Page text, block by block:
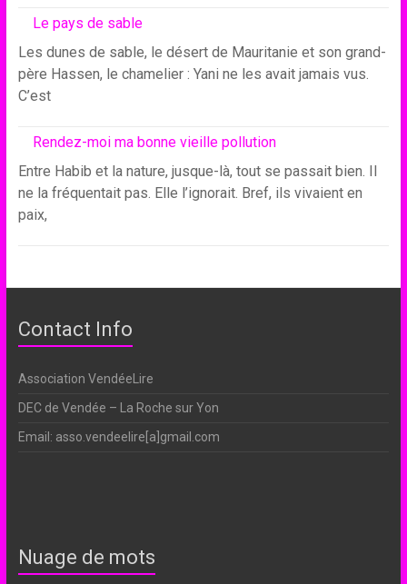
Le pays de sable
Les dunes de sable, le désert de Mauritanie et son grand-
père Hassen, le chamelier : Yani ne les avait jamais vus.
C’est
Rendez-moi ma bonne vieille pollution
Entre Habib et la nature, jusque-là, tout se passait bien. Il
ne la fréquentait pas. Elle l’ignorait. Bref, ils vivaient en
paix,
Contact Info
Association VendéeLire
DEC de Vendée – La Roche sur Yon
Email: asso.vendeelire[a]gmail.com
Nuage de mots